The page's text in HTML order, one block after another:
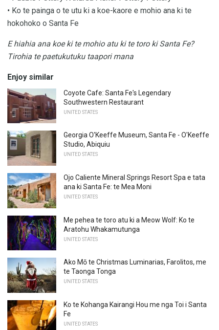
• Ko te painga o te utu ki a koe-kaore e mohio ana ki te
hokohoko o Santa Fe
E hiahia ana koe ki te mohio atu ki te toro ki Santa Fe?
Tirohia te paetukutuku taapori mana
Enjoy similar
Coyote Cafe: Santa Fe's Legendary
Southwestern Restaurant
UNITED STATES
Georgia O'Keeffe Museum, Santa Fe - O'Keeffe
Studio, Abiquiu
UNITED STATES
Ojo Caliente Mineral Springs Resort Spa e tata
ana ki Santa Fe: te Mea Moni
UNITED STATES
Me pehea te toro atu ki a Meow Wolf: Ko te
Aratohu Whakamutunga
UNITED STATES
Ako Mō te Christmas Luminarias, Farolitos, me
te Taonga Tonga
UNITED STATES
Ko te Kohanga Kairangi Hou me nga Toi i Santa
Fe
UNITED STATES